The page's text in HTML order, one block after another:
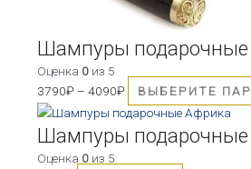
Шампуры подарочные
Оценка 0 из 5
3790₽ –4090₽ ВЫБЕРИТЕ
Шампуры
Оценка 0 из 5